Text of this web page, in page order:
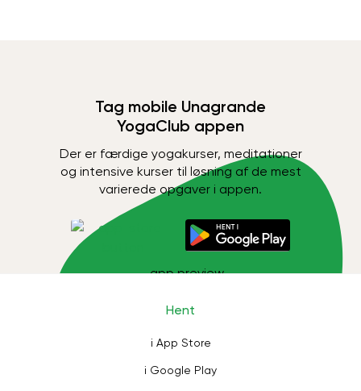
Tag mobile Unagrande
YogaClub appen
Der er færdige yogakurser, meditationer
og intensive kurser til løsning af de mest
varierede opgaver i appen.
Hent
i App Store
i Google Play